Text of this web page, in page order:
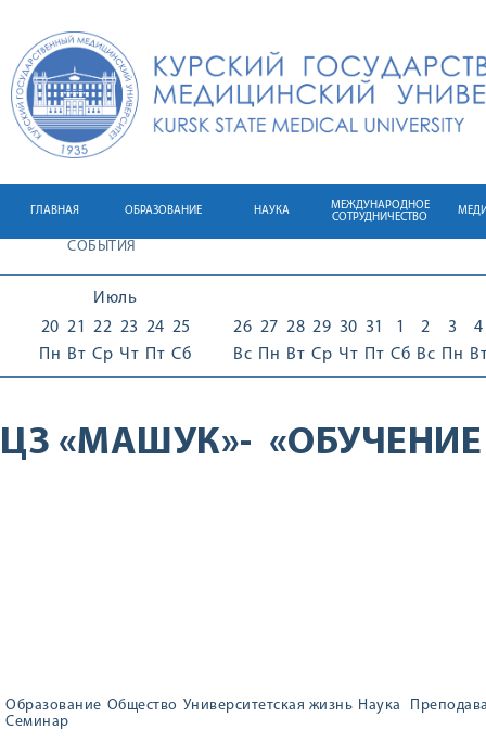
ГЛАВНАЯ ОБРАЗОВАНИЕ НАУКА
МЕЖДУНАРОДНОЕ
СОТРУДНИЧЕСТВО
СОБЫТИЯ
Июль
20
Пн
21
Вт
22
Ср
23
Чт
24
Пт
25
Сб
26
Вс
27
Пн
28
Вт
29
Ср
30
Чт
31
Пт
1
Сб
2
Вс
3
Пн
4
ЦЗ «МАШУК»-
Образование Общество Университетская жизнь Наука
Семинар